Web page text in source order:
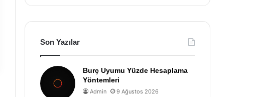
Son Yazılar
Burç Uyumu Yüzde Hesaplama
Yöntemleri
Admin 9 Ağustos 2026